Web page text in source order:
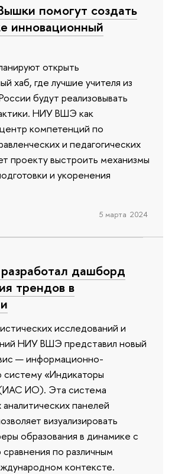
помогут создать
инновационный
открыть
хаб, где лучшие учителя из
будут реализовывать
НИУ ВШЭ как
компетенций по
и педагогических
проекту выстроить механизмы
и укоренения
5 марта 2024
дашборд
трендов в
исследований и
НИУ ВШЭ представил новый
— информационно-
систему «Индикаторы
ИО). Эта система
панелей
визуализировать
образования в динамике с
по различным
контексте.